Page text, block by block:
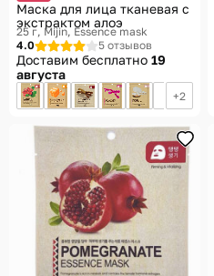
Маска для лица тканевая c
экстрактом алоэ
25 г Mijin, Essence mask
4.0
5 отзывов
Доставим бесплатно 19
августа
2